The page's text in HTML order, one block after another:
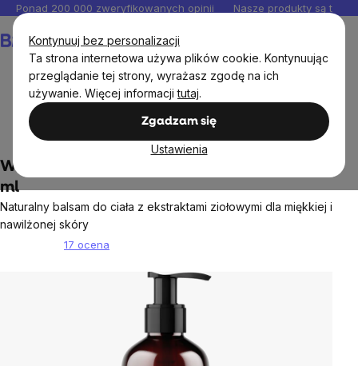
Kontynuuj bez personalizacji
Ta strona internetowa używa plików cookie. Kontynuując
przeglądanie tej strony, wyrażasz zgodę na ich
używanie. Więcej informacjitutaj.
Zgadzam się
Ustawienia
Przejść
do
treści
Ponad 200 000 zweryfikowanych opinii Nasze produkty są
Kosmetyki i drogeria
Kosmetyki pielęgnacyjne
Pielęgnacja ciała
WellMax® Mleczko do ciała - morela, 250
ml
Naturalny balsam do ciała z ekstraktami ziołowymi dla miękkiej i
nawilżonej skóry
17 ocena